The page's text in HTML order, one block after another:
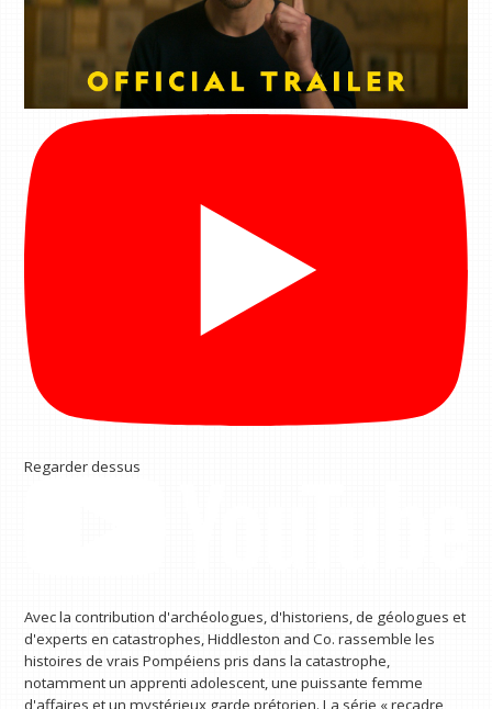
Regarder dessus
Avec la contribution d'archéologues, d'historiens, de géologues et
d'experts en catastrophes, Hiddleston and Co. rassemble les
histoires de vrais Pompéiens pris dans la catastrophe,
notamment un apprenti adolescent, une puissante femme
d'affaires et un mystérieux garde prétorien. La série « recadre